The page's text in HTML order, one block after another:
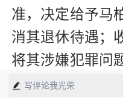
准，决定给予马
消其退休待遇；
将其涉嫌犯罪问
查起诉，所涉财
写评论我光荣